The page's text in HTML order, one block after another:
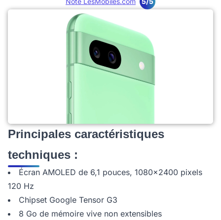
Principales caractéristiques
techniques :
Écran AMOLED de 6,1 pouces, 1080x2400 pixels
120 Hz
Chipset Google Tensor G3
8 Go de mémoire vive non extensibles